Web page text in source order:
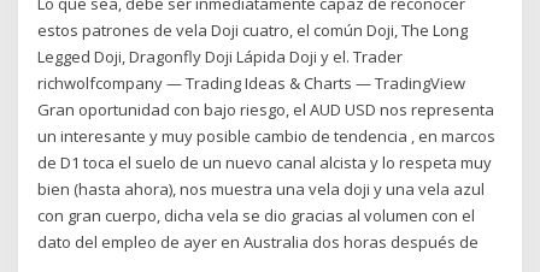
estos patrones de vela Doji cuatro, el común Doji, The Long
Legged Doji, Dragonfly Doji Lápida Doji y el. Trader
richwolfcompany — Trading Ideas & Charts — TradingView
Gran oportunidad con bajo riesgo, el AUD USD nos representa
un interesante y muy posible cambio de tendencia , en marcos
de D1 toca el suelo de un nuevo canal alcista y lo respeta muy
bien (hasta ahora), nos muestra una vela doji y una vela azul
con gran cuerpo, dicha vela se dio gracias al volumen con el
dato del empleo de ayer en Australia dos horas después de